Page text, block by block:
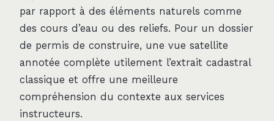
par rapport à des éléments naturels comme
des cours d’eau ou des reliefs. Pour un dossier
de permis de construire, une vue satellite
annotée complète utilement l’extrait cadastral
classique et offre une meilleure
compréhension du contexte aux services
instructeurs.